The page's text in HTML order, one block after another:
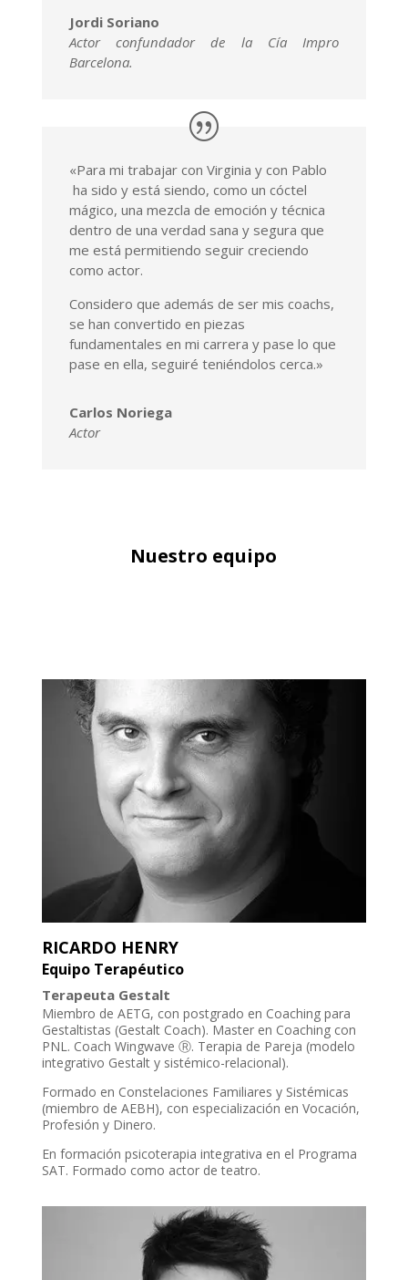
Jordi Soriano
Actor confundador de la Cía Impro
Barcelona.
«Para mi trabajar con Virginia y con Pablo
ha sido y está siendo, como un cóctel
mágico, una mezcla de emoción y técnica
dentro de una verdad sana y segura que
me está permitiendo seguir creciendo
como actor.
Considero que además de ser mis coachs,
se han convertido en piezas
fundamentales en mi carrera y pase lo que
pase en ella, seguiré teniéndolos cerca.»
Carlos Noriega
Actor
Nuestro equipo
RICARDO HENRY
Equipo Terapéutico
Terapeuta Gestalt
Miembro de AETG, con postgrado en Coaching para
Gestaltistas (Gestalt Coach). Master en Coaching con
PNL. Coach Wingwave Ⓡ. Terapia de Pareja (modelo
integrativo Gestalt y sistémico-relacional).
Formado en Constelaciones Familiares y Sistémicas
(miembro de AEBH), con especialización en Vocación,
Profesión y Dinero.
En formación psicoterapia integrativa en el Programa
SAT. Formado como actor de teatro.